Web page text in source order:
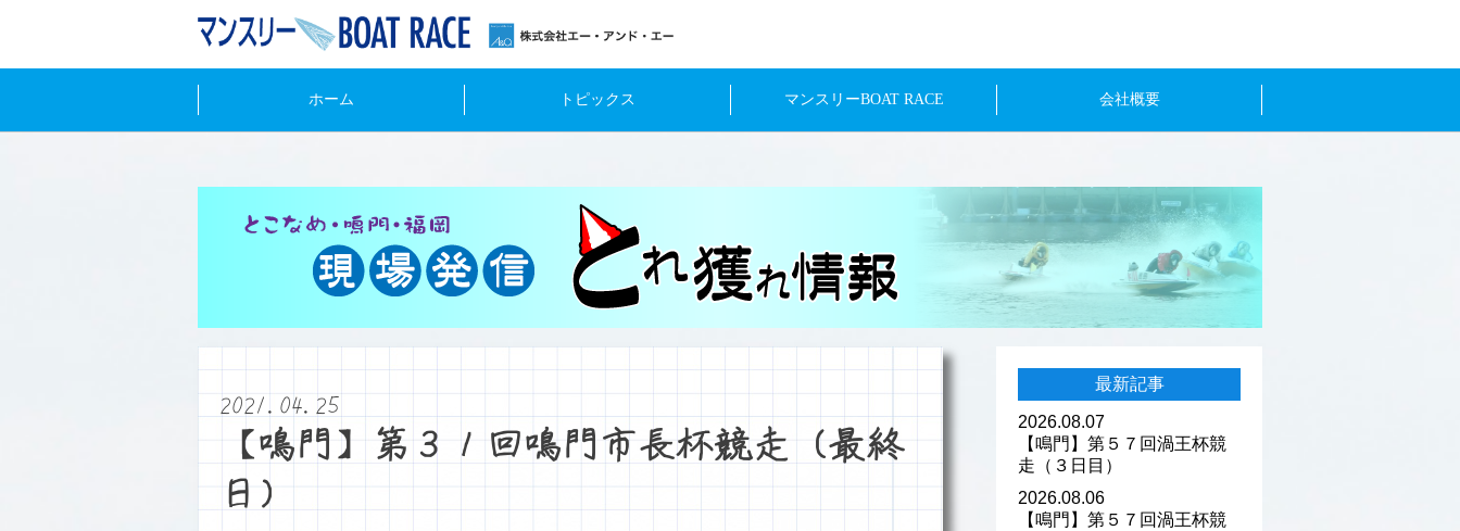
ホーム トピックス マンスリーBOAT RACE 会社概要
2021.04.25
【鳴門】第３１回鳴門市長杯競走（最終
日）
最新記事
2026.08.07
【鳴門】第５７回渦王杯競
走（３日目）
2026.08.06
【鳴門】第５７回渦王杯競